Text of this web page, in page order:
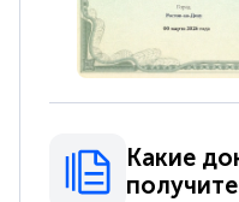
Какие
получите